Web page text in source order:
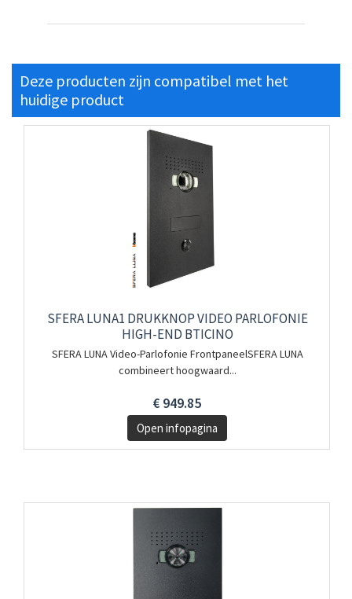
Deze producten zijn compatibel met het
huidige product
SFERA LUNA1 DRUKKNOP VIDEO PARLOFONIE
HIGH-END BTICINO
SFERA LUNA Video-Parlofonie FrontpaneelSFERA LUNA
combineert hoogwaard...
€ 949.85
Open infopagina